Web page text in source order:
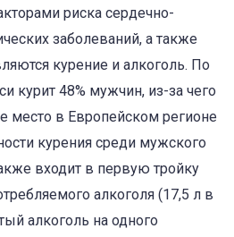
риска сердечно-
заболеваний, а также
курение и алкоголь. По
курит 48% мужчин, из-за чего
место в Европейском регионе
курения среди мужского
входит в первую тройку
алкоголя (17,5 л в
алкоголь на одного